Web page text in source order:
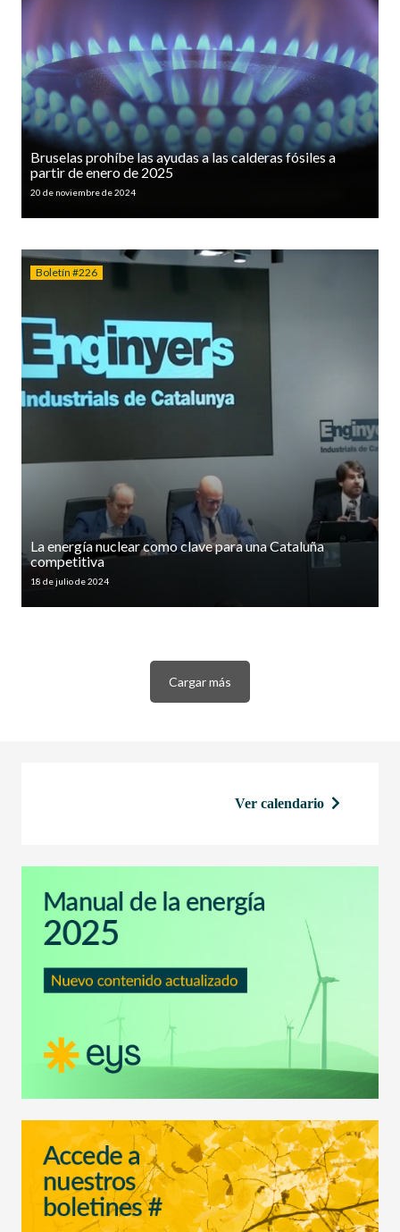
Bruselas prohíbe las ayudas a las calderas fósiles a
partir de enero de 2025
20 de noviembre de 2024
Boletín #226
La energía nuclear como clave para una Cataluña
competitiva
18 de julio de 2024
Cargar más
Ver calendario